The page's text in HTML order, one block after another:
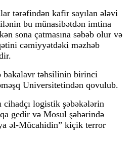
tərəfindən kafir sayılan ələvi
bu münasibətdən imtina
sona çatmasına səbəb olur və
cəmiyyətdəki məzhəb
bakalavr təhsilinin birinci
Universitetindən qovulub.
cihadçı logistik şəbəkələrin
gedir və Mosul şəhərində
əl-Mücahidin” kiçik terror